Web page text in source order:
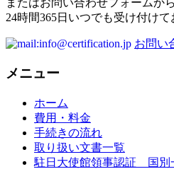
24時間365日いつでも受け付けて
お問い
メニュー
ホーム
費用・料金
手続きの流れ
取り扱い文書一覧
駐日大使館領事認証 国別